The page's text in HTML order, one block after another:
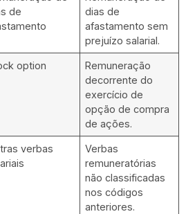
de
dias de
afastamento sem
prejuízo salarial.
option
Remuneração
decorrente do
exercício de
opção de compra
de ações.
verbas
Verbas
remuneratórias
não classificadas
nos códigos
anteriores.